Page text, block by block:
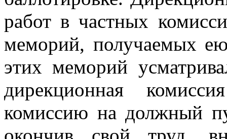
работ в частных
меморий, получаемых
этих меморий
дирекционная
комиссию на должный